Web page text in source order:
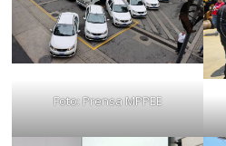
Foto: Prensa MPPEE